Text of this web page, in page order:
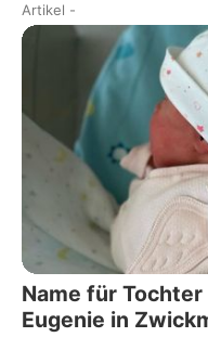
Artikel -
Name für
Eugenie in